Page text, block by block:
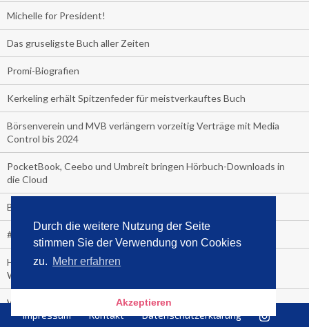
Durch die weitere Nutzung der Seite
stimmen Sie der Verwendung von Cookies
zu. Mehr erfahren
Akzeptieren
Michelle for President!
Das gruseligste Buch aller Zeiten
Promi-Biografien
Kerkeling erhält Spitzenfeder für meistverkauftes Buch
Börsenverein und MVB verlängern vorzeitig Verträge mit Media
Control bis 2024
PocketBook, Ceebo und Umbreit bringen Hörbuch-Downloads in
die Cloud
Bella Bella
#1-Bestseller: "Das ist Alpha!" von Kollegah
Hammer! "Fear: Trump in the White House" (auf Englisch) von
Watergate-Urgestein
Wie alt sind die TV-Zuschauer
Impressum Kontakt Datenschutzerklärung